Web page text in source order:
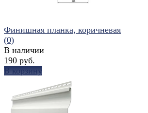
Финишная планка, коричневая
(0)
В наличии
190 руб.
В корзину